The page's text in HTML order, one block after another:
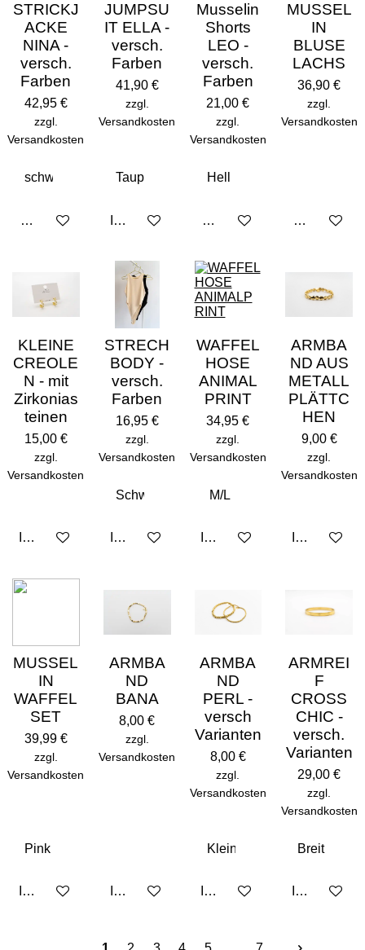
STRICKJ
ACKE
NINA -
versch.
Farben
42,95 €
zzgl.
Versandkosten
Bei Verfügbarkeit benachrichtigen
JUMPSU
IT ELLA -
versch.
Farben
41,90 €
zzgl.
Versandkosten
In den Warenkorb
Musselin
Shorts
LEO -
versch.
Farben
21,00 €
zzgl.
Versandkosten
Bei Verfügbarkeit
MUSSEL
IN
BLUSE
LACHS
36,90 €
zzgl.
Versandkosten
Bei
KLEINE
CREOLE
N - mit
Zirkonias
teinen
15,00 €
zzgl.
Versandkosten
In den Warenkorb
STRECH
BODY -
versch.
Farben
16,95 €
zzgl.
Versandkosten
In den Warenkorb
WAFFEL
HOSE
ANIMAL
PRINT
34,95 €
zzgl.
Versandkosten
In den Warenkorb
ARMBA
ND AUS
METALL
PLÄTTC
HEN
9,00 €
zzgl.
Versandkosten
In den
MUSSEL
IN
WAFFEL
SET
39,99 €
zzgl.
Versandkosten
In den Warenkorb
ARMBA
ND
BANA
8,00 €
zzgl.
Versandkosten
In den Warenkorb
ARMBA
ND
PERL -
versch
Varianten
8,00 €
zzgl.
Versandkosten
In den Warenkorb
ARMREI
F
CROSS
CHIC -
versch.
Varianten
29,00 €
zzgl.
Versandkosten
In den